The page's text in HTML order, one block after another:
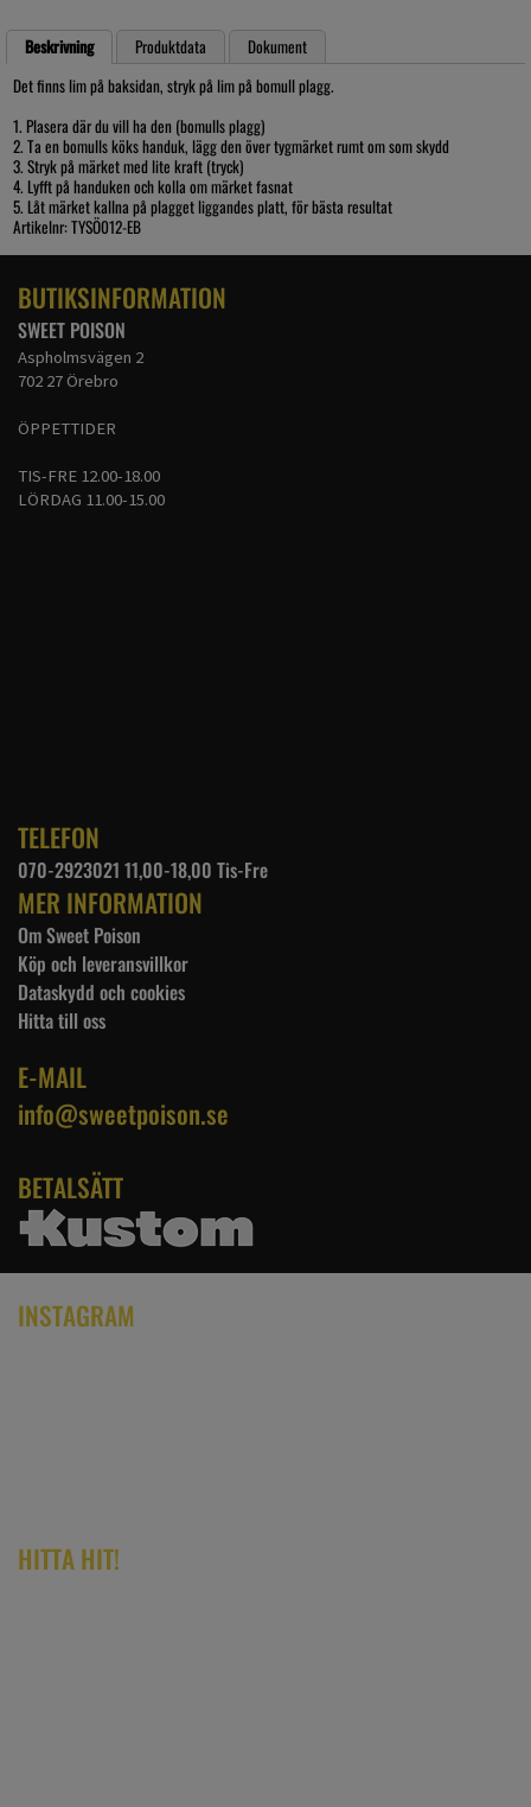
Beskrivning Produktdata
Dokument
Det finns lim på baksidan, stryk på lim på bomull plagg.
1. Plasera där du vill ha den (bomulls plagg)
2. Ta en bomulls köks handuk, lägg den över tygmärket rumt om som skydd
3. Stryk på märket med lite kraft (tryck)
4. Lyfft på handuken och kolla om märket fasnat
5. Låt märket kallna på plagget liggandes platt, för bästa resultat
Artikelnr: TYSÖ012-EB
BUTIKSINFORMATION
SWEET POISON
Aspholmsvägen 2
702 27 Örebro
ÖPPETTIDER
TIS-FRE 12.00-18.00
LÖRDAG 11.00-15.00
TELEFON
070-2923021 11,00-18,00 Tis-Fre
MER INFORMATION
Om Sweet Poison
Köp och leveransvillkor
Dataskydd och cookies
Hitta till oss
E-MAIL
info@sweetpoison.se
BETALSÄTT
INSTAGRAM
HITTA HIT!